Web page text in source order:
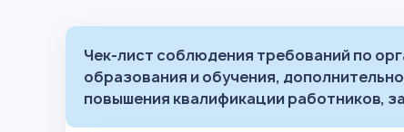
Чек-лист соблюдения требований по
образования и обучения,
повышения квалификации работников,